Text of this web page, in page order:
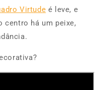
Virtude é leve, e
centro há um peixe,